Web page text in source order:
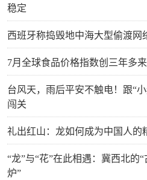
稳定
西班牙称捣毁地中海大型偷渡网
7月全球食品价格指数创三年多
台风天，雨后平安不触电！跟“
闯关
礼出红山：龙如何成为中国人的
“龙”与“花”在此相遇：冀西北的
炉”